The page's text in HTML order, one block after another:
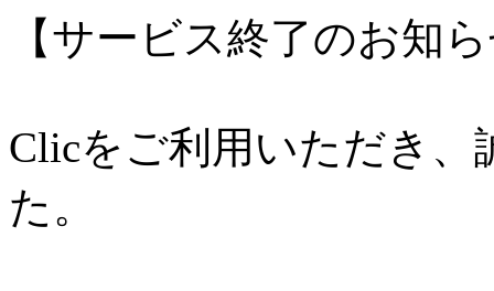
【サービス終了のお知
Clicをご利用いただき
た。